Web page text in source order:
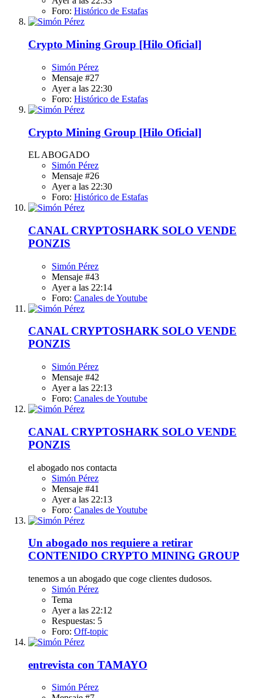
Foro: Histórico de Estafas
Crypto Mining Group [Hilo Oficial]
Simón Pérez
Mensaje #27
Ayer a las 22:30
Foro: Histórico de Estafas
Crypto Mining Group [Hilo Oficial]
EL ABOGADO
Simón Pérez
Mensaje #26
Ayer a las 22:30
Foro: Histórico de Estafas
CANAL CRYPTOSHARK SOLO VENDE
PONZIS
Simón Pérez
Mensaje #43
Ayer a las 22:14
Foro: Canales de Youtube
CANAL CRYPTOSHARK SOLO VENDE
PONZIS
Simón Pérez
Mensaje #42
Ayer a las 22:13
Foro: Canales de Youtube
CANAL CRYPTOSHARK SOLO VENDE
PONZIS
el abogado nos contacta
Simón Pérez
Mensaje #41
Ayer a las 22:13
Foro: Canales de Youtube
Un abogado nos requiere a retirar
CONTENIDO CRYPTO MINING GROUP
tenemos a un abogado que coge clientes dudosos.
Simón Pérez
Tema
Ayer a las 22:12
Respuestas: 5
Foro: Off-topic
entrevista con TAMAYO
Simón Pérez